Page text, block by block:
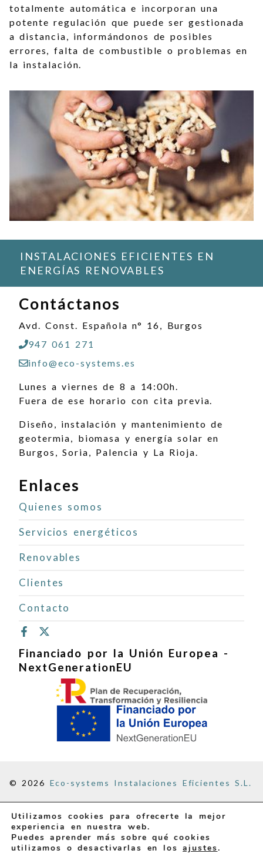
totalmente automática e incorporan una
potente regulación que puede ser gestionada
a distancia, informándonos de posibles
errores, falta de combustible o problemas en
la instalación.
INSTALACIONES EFICIENTES EN
ENERGÍAS RENOVABLES
Contáctanos
Avd. Const. Española n° 16, Burgos
947 061 271
info@eco-systems.es
Lunes a viernes de 8 a 14:00h.
Fuera de ese horario con cita previa.
Diseño, instalación y mantenimiento de
geotermia, biomasa y energía solar en
Burgos, Soria, Palencia y La Rioja.
Enlaces
Quienes somos
Servicios energéticos
Renovables
Clientes
Contacto
Financiado por la Unión Europea -
NextGenerationEU
© 2026 Eco-systems Instalaciones Eficientes S.L.
Política de Privacidad
Política de Cookies
Declaración de Accesibilidad
Utilizamos cookies para ofrecerte la mejor
experiencia en nuestra web.
Puedes aprender más sobre qué cookies
utilizamos o desactivarlas en losajustes.